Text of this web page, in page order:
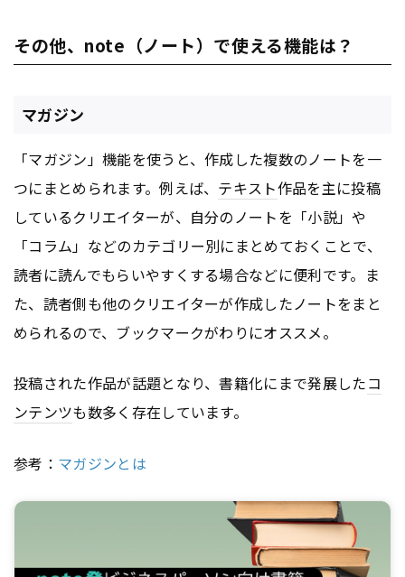
その他、note（ノート）で使える機能は？
マガジン
「マガジン」機能を使うと、作成した複数のノートを一
つにまとめられます。例えば、 テキスト作品を主に投稿
しているクリエイターが、自分のノートを「小説」や
「コラム」などのカテゴリー別にまとめておくことで、
読者に読んでもらいやすくする場合などに便利です。ま
た、読者側も他のクリエイターが作成したノートをまと
められるので、ブックマークがわりにオススメ。
投稿された作品が話題となり、書籍化にまで発展したコ
ンテンツも数多く存在しています。
参考： マガジンとは